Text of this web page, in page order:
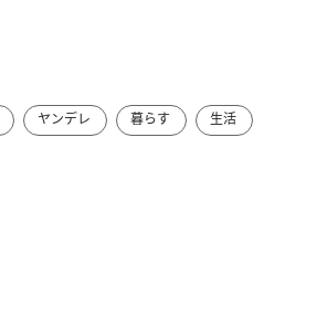
ヤンデレ 暮らす 生活